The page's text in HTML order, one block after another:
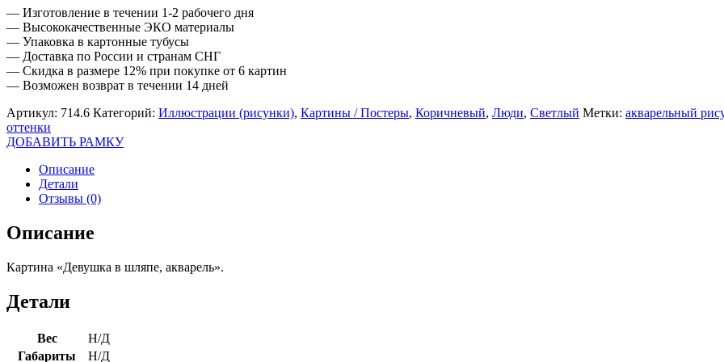
— Изготовление в течении 1-2 рабочего дня
— Высококачественные ЭКО материалы
— Упаковка в картонные тубусы
— Доставка по России и странам СНГ
— Скидка в размере 12% при покупке от 6 картин
— Возможен возврат в течении 14 дней
Артикул: 714.6 Категорий: Иллюстрации (рисунки), Картины / Постеры, Коричневый, Люди, Светлый Метки: акварельный
оттенки
ДОБАВИТЬ РАМКУ
Описание
Детали
Отзывы (0)
Описание
Картина «Девушка в шляпе, акварель».
Детали
Вес
Н/Д
Габариты
Н/Д